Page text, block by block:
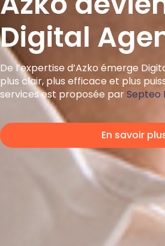
Digital
De l’expertise d’Azko émerge
plus clair, plus efficace et plus
services est proposée parSepteo
En savoir